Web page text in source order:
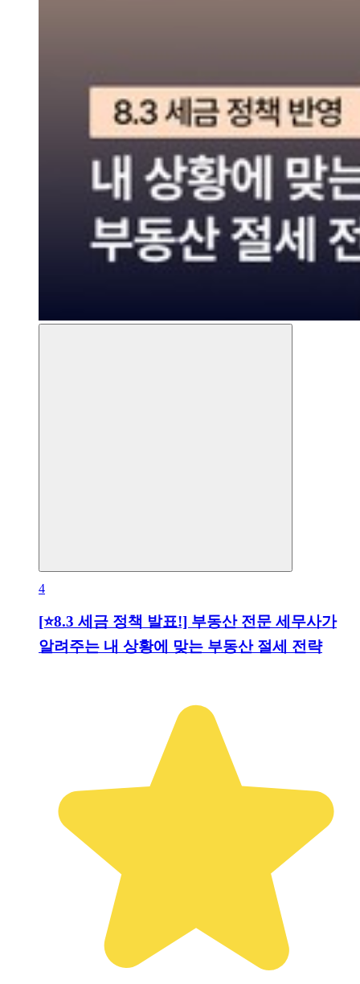
4
[⭐️8.3 세금 정책 발표!] 부동산 전문 세무사가
알려주는 내 상황에 맞는 부동산 절세 전략